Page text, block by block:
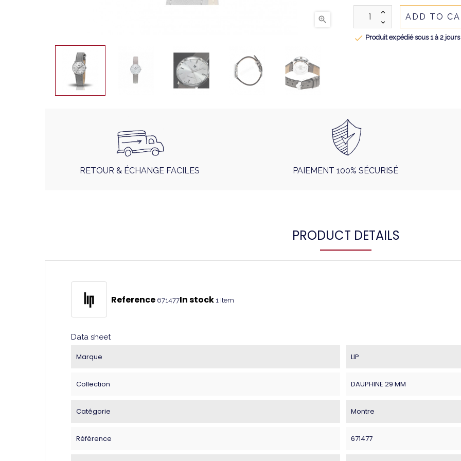
 ADD TO
 Produit expédié sous 1 à 2
RETOUR & ÉCHANGE FACILES PAIEMENT 100% SÉCURISÉ
PRODUCT DETAILS
Reference 671477In stock 1 Item
Data sheet
Marque LIP
Collection DAUPHINE 29 MM
Catégorie Montre
Référence 671477